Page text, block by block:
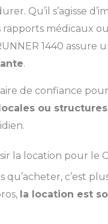
Qu’il s’agisse
rapports médicaux
1440 assure
.
de confiance
ou
la location pour le
qu’acheter, c’est
la location est